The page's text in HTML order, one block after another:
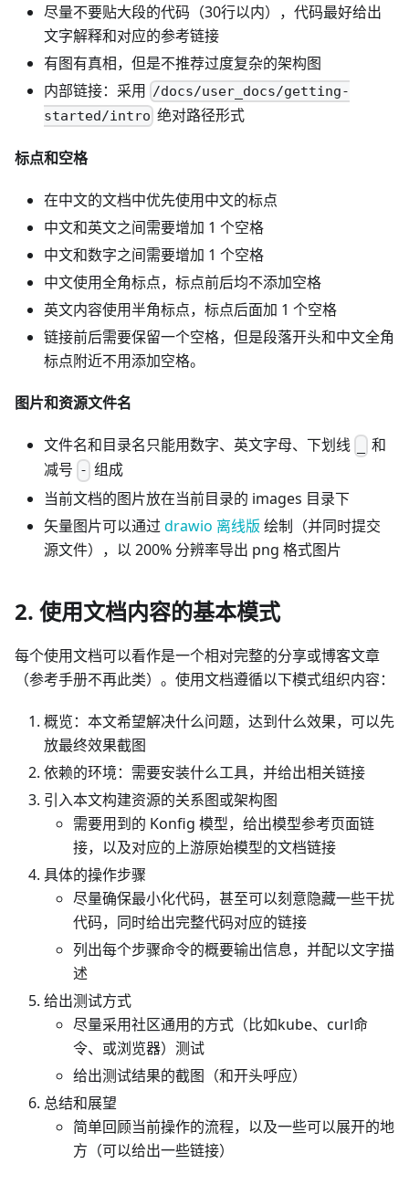
尽量不要贴大段的代码（30行以内），代码最好给出
文字解释和对应的参考链接
有图有真相，但是不推荐过度复杂的架构图
内部链接：采用 /docs/user_docs/getting-
started/intro 绝对路径形式
标点和空格
在中文的文档中优先使用中文的标点
中文和英文之间需要增加 1 个空格
中文和数字之间需要增加 1 个空格
中文使用全角标点，标点前后均不添加空格
英文内容使用半角标点，标点后面加 1 个空格
链接前后需要保留一个空格，但是段落开头和中文全角
标点附近不用添加空格。
图片和资源文件名
文件名和目录名只能用数字、英文字母、下划线
和
减号 - 组成
当前文档的图片放在当前目录的 images 目录下
矢量图片可以通过 drawio 离线版 绘制（并同时提交
源文件），以 200% 分辨率导出 png 格式图片
2. 使用文档内容的基本模式
每个使用文档可以看作是一个相对完整的分享或博客文章
（参考手册不再此类）。使用文档遵循以下模式组织内容：
概览：本文希望解决什么问题，达到什么效果，可以先
放最终效果截图
依赖的环境：需要安装什么工具，并给出相关链接
引入本文构建资源的关系图或架构图
需要用到的 Konfig 模型，给出模型参考页面链
接，以及对应的上游原始模型的文档链接
具体的操作步骤
尽量确保最小化代码，甚至可以刻意隐藏一些干扰
代码，同时给出完整代码对应的链接
列出每个步骤命令的概要输出信息，并配以文字描
述
给出测试方式
尽量采用社区通用的方式（比如kube、curl命
令、或浏览器）测试
给出测试结果的截图（和开头呼应）
总结和展望
简单回顾当前操作的流程，以及一些可以展开的地
方（可以给出一些链接）